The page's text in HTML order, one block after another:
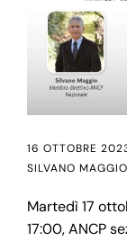
16 OTTOBRE
SILVANO MAGGIO
Martedì 17
17:00, ANCP